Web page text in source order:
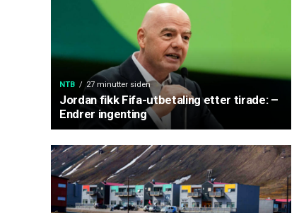
NTB 27 minutter siden
Jordan fikk Fifa-utbetaling etter tirade: –
Endrer ingenting